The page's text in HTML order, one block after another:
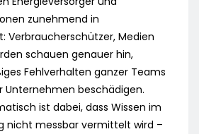
zunehmend in
Verbraucherschützer, Medien
schauen genauer hin,
Fehlverhalten ganzer Teams
Unternehmen beschädigen.
ist dabei, dass Wissen im
nicht messbar vermittelt wird –